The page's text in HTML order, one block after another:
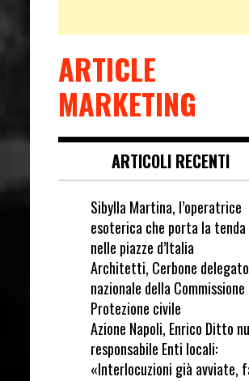
ARTICLE
MARKETING
ARTICOLI RECENTI
Sibylla Martina, l’operatrice
esoterica che porta la tenda
nelle piazze d’Italia
Architetti, Cerbone delegato
nazionale della Commissione
Protezione civile
Azione Napoli, Enrico Ditto
responsabile Enti locali:
«Interlocuzioni già avviate,